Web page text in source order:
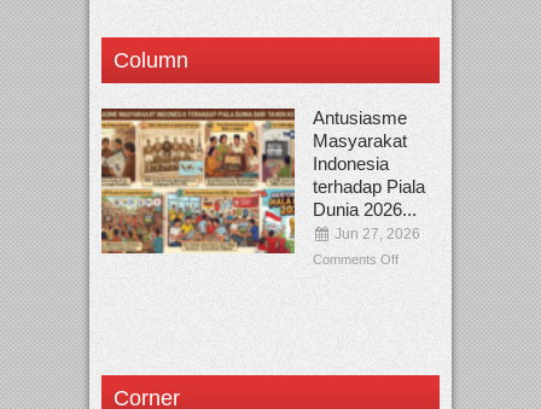
Column
Antusiasme
Masyarakat
Indonesia
terhadap Piala
Dunia 2026...
Jun 27, 2026
Comments Off
Corner